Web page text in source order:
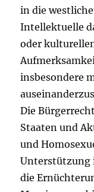
in die
Intellektuelle
oder
insbesondere
Die
Staaten und
und
Unterstützung
die